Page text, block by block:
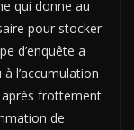
qui donne au
pour stocker
d’enquête a
l’accumulation
après frottement
de